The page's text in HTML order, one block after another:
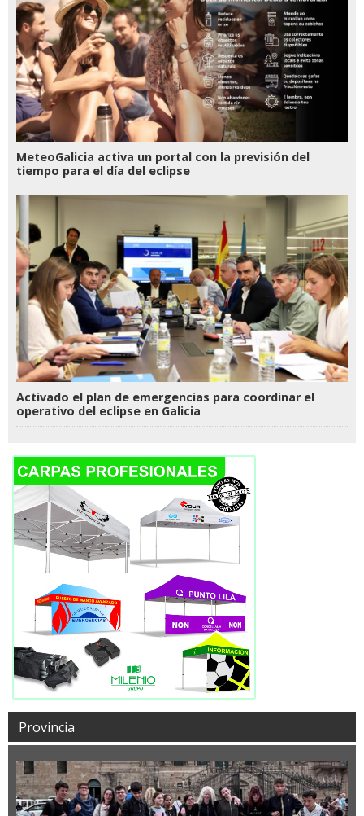
MeteoGalicia activa un portal con la previsión del
tiempo para el día del eclipse
Activado el plan de emergencias para coordinar el
operativo del eclipse en Galicia
Provincia